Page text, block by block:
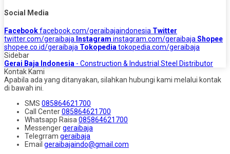
Social Media
Facebookfacebook.com/geraibajaindonesia Twitter
twitter.com/geraibaja Instagram instagram.com/geraibaja Shopee
shopee.co.id/geraibaja Tokopedia tokopedia.com/geraibaja
Sidebar
Gerai Baja Indonesia - Construction & Industrial Steel Distributor
Kontak Kami
Apabila ada yang ditanyakan, silahkan hubungi kami melalui kontak
di bawah ini.
SMS 085864621700
Call Center085864621700
Whatsapp Raisa 085864621700
Messengergeraibaja
Telegrram geraibaja
Email geraibajaindo@gmail.com